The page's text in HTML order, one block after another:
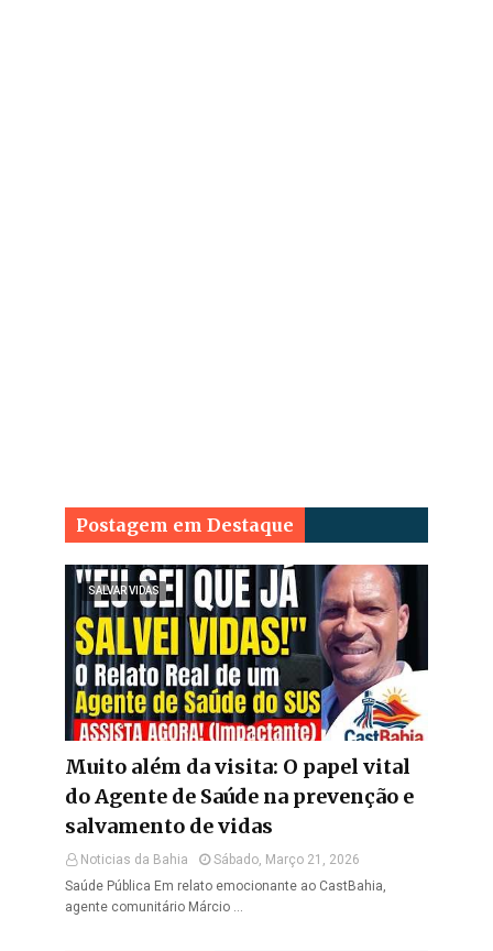
Postagem em Destaque
SALVAR VIDAS
Muito além da visita: O papel vital
do Agente de Saúde na prevenção e
salvamento de vidas
Noticias da Bahia
Sábado, Março 21, 2026
Saúde Pública Em relato emocionante ao CastBahia,
agente comunitário Márcio …